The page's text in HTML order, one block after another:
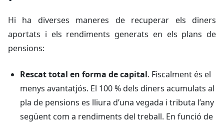
Hi ha diverses maneres de recuperar els diners
aportats i els rendiments generats en els plans de
pensions:
Rescat total en forma de capital. Fiscalment és el
menys avantatjós. El 100 % dels diners acumulats al
pla de pensions es lliura d’una vegada i tributa l’any
següent com a rendiments del treball. En funció de